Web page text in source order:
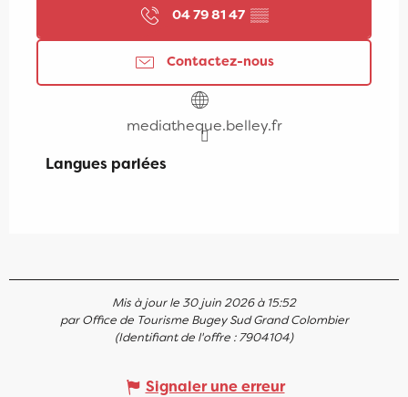
04 79 81 47 ▒▒
Contactez-nous
mediatheque.belley.fr
Langues parlées
Langues parlées
Mis à jour le 30 juin 2026 à 15:52
par Office de Tourisme Bugey Sud Grand Colombier
(Identifiant de l'offre :7904104)
Signaler une erreur